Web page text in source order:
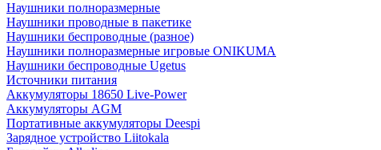
Наушники полноразмерные
Наушники проводные в пакетике
Наушники беспроводные (разное)
Наушники полноразмерные игровые ONIKUMA
Наушники беспроводные Ugetus
Источники питания
Аккумуляторы 18650 Live-Power
Аккумуляторы АGM
Портативные аккумуляторы Deespi
Зарядное устройство Liitokala